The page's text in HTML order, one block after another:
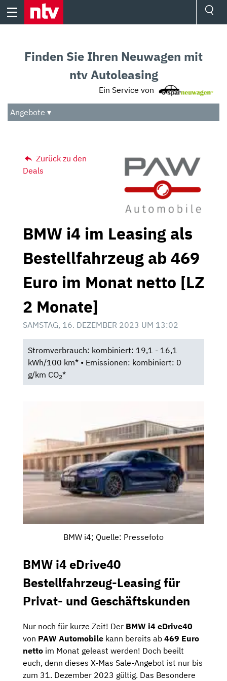
Skip
Audio
Das Beste
Finden Sie Ihren Neuwagen mit
ntv Autoleasing
Ein Service von
Angebote ▾
Zurück zu den
Deals
BMW i4 im Leasing als
Bestellfahrzeug ab 469
Euro im Monat netto [LZ
2 Monate]
SAMSTAG, 16. DEZEMBER 2023 UM 13:02
Stromverbrauch: kombiniert: 19,1 - 16,1
kWh/100 km* • Emissionen: kombiniert: 0
g/km CO2*
BMW i4; Quelle: Pressefoto
BMW i4 eDrive40
Bestellfahrzeug-Leasing für
Privat- und Geschäftskunden
Nur noch für kurze Zeit! Der BMW i4 eDrive40
von PAW Automobile kann bereits ab 469 Euro
netto im Monat geleast werden! Doch beeilt
euch, denn dieses X-Mas Sale-Angebot ist nur bis
zum 31. Dezember 2023 gültig. Das Besondere